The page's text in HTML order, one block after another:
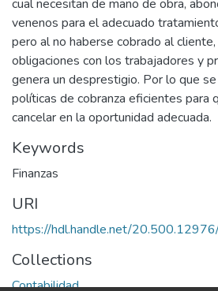
cual necesitan de mano de obra,
venenos para el adecuado
pero al no haberse cobrado al
obligaciones con los trabajadores y
genera un desprestigio. Por lo que
políticas de cobranza eficientes para
cancelar en la oportunidad adecuada.
Keywords
Finanzas
URI
https://hdl.handle.net/
Collections
Contabilidad